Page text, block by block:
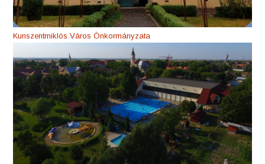
Kunszentmiklós Város Önkormányzata